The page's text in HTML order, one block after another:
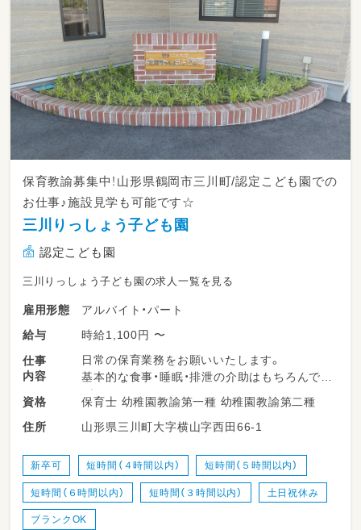
保育教諭募集中！山形県鶴岡市三川町/認定こども園での
お仕事♪施設見学も可能です☆
三川りっしょう子ども園
認定こども園
三川りっしょう子ども園の求人一覧を見る
雇用形態
アルバイト・パート
給与
時給1,100円 〜
仕事
内容
日常の保育業務をお願いいたします。
基本的な食事・睡眠・排泄の介助はもちろんです
が、
職員が子ども達と一緒におもちゃで遊ぶことを
何よりも大事としています。
資格
保育士 幼稚園教諭第一種 幼稚園教諭第二種
住所
山形県三川町大字横山字西田66-1
新卒可 短時間（４時間以内） 短時間（５時間以内）
短時間（６時間以内） 短時間（３時間以内） 土日祝休み
ブランクOK